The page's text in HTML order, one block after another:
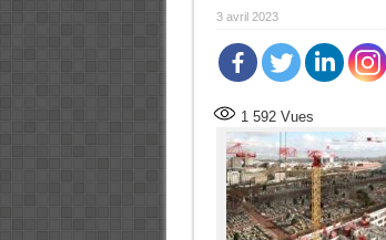
3 avril 2023
1 592Vues